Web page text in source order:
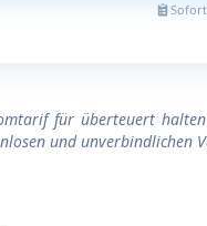
für überteuert
und unverbindlichen